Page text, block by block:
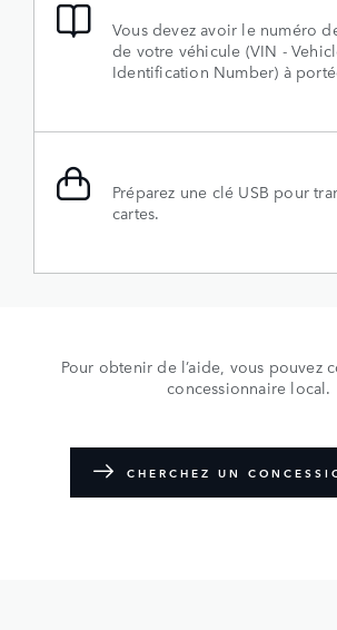
Vous devez avoir le numéro
de votre véhicule (VIN -
Identification Number) à
Préparez une clé USB pour
cartes.
Pour obtenir de l’aide, vous pouvez
concessionnaire local.
CHERCHEZ UN